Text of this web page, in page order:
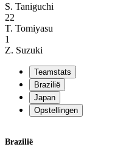
S. Taniguchi
22
T. Tomiyasu
1
Z. Suzuki
Teamstats
Brazilië
Japan
Opstellingen
Brazilië